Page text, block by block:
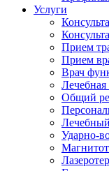
Услуги
Прием
Прием
Врач
Общий
Ударно-